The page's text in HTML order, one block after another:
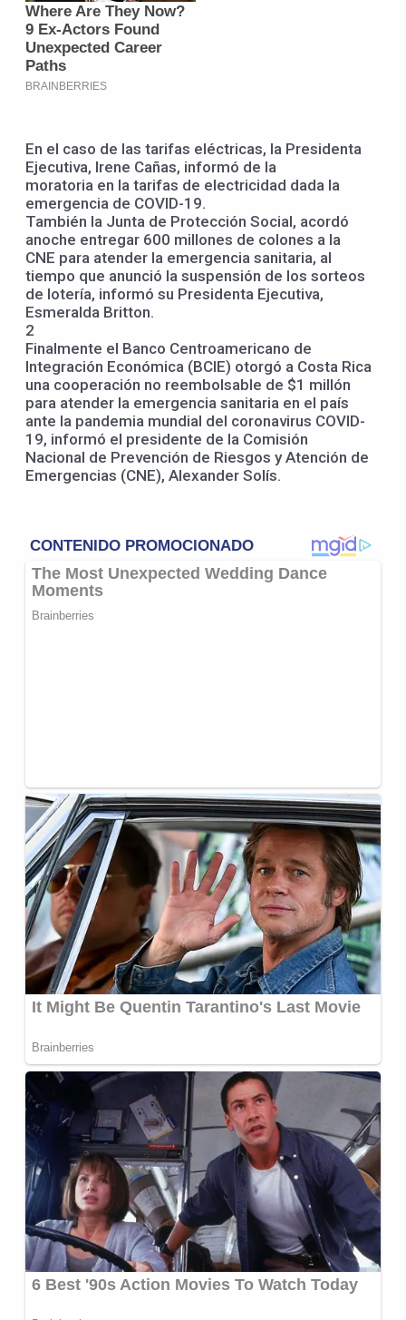
En el caso de las tarifas eléctricas, la Presidenta
Ejecutiva, Irene Cañas, informó de la
moratoria en la tarifas de electricidad dada la
emergencia de COVID-19.
También la Junta de Protección Social, acordó
anoche entregar 600 millones de colones a la
CNE para atender la emergencia sanitaria, al
tiempo que anunció la suspensión de los sorteos
de lotería, informó su Presidenta Ejecutiva,
Esmeralda Britton.
2
Finalmente el Banco Centroamericano de
Integración Económica (BCIE) otorgó a Costa Rica
una cooperación no reembolsable de $1 millón
para atender la emergencia sanitaria en el país
ante la pandemia mundial del coronavirus COVID-
19, informó el presidente de la Comisión
Nacional de Prevención de Riesgos y Atención de
Emergencias (CNE), Alexander Solís.